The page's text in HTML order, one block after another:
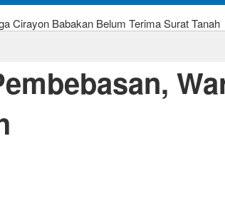
Cirayon Babakan Belum Terima Surat Tanah